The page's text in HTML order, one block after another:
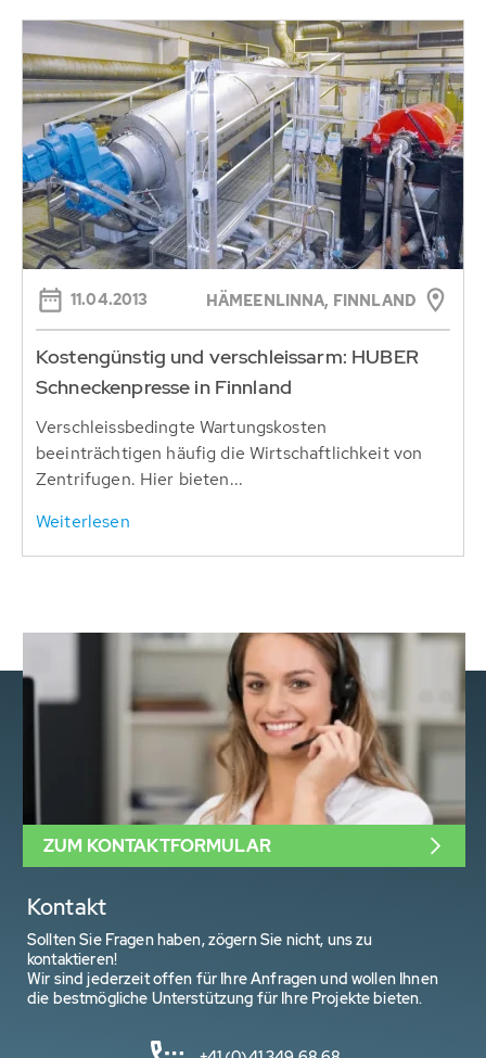
11.04.2013 HÄMEENLINNA, FINNLAND
Kostengünstig und verschleissarm: HUBER
Schneckenpresse in Finnland
Verschleissbedingte Wartungskosten
beeinträchtigen häufig die Wirtschaftlichkeit von
Zentrifugen. Hier bieten...
Weiterlesen
Kontakt
Sollten Sie Fragen haben, zögern Sie nicht, uns zu
kontaktieren!
Wir sind jederzeit offen für Ihre Anfragen und wollen Ihnen
die bestmögliche Unterstützung für Ihre Projekte bieten.
ZUM KONTAKTFORMULAR